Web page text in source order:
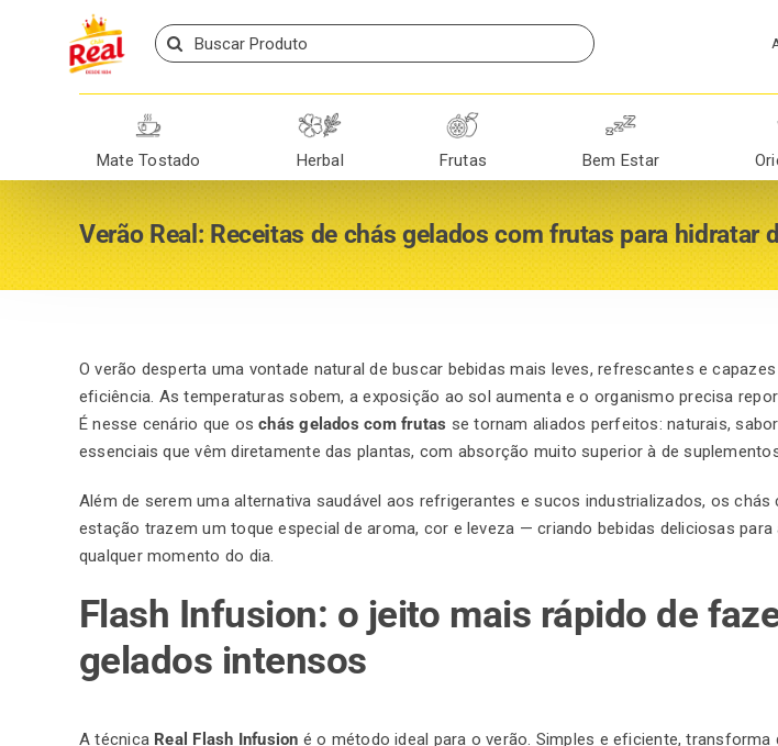
Search
for:
Mate Tostado Herbal Frutas Bem Estar
Verão Real: Receitas de chás gelados com frutas para hidratar
O verão desperta uma vontade natural de buscar bebidas mais leves, refrescantes e
eficiência. As temperaturas sobem, a exposição ao sol aumenta e o organismo precisa
É nesse cenário que oschásgelados com frutas se tornam aliados perfeitos: naturais,
essenciais que vêm diretamente das plantas, com absorção muito superior à de
Além de serem uma alternativa saudável aos refrigerantes e sucos industrializados, os
estação trazem um toque especial de aroma, cor e leveza — criando bebidas deliciosas
qualquer momento do dia.
Flash Infusion: o jeito mais rápido de
gelados intensos
A técnica Real Flash Infusion é o método ideal para o verão. Simples e eficiente, transforma